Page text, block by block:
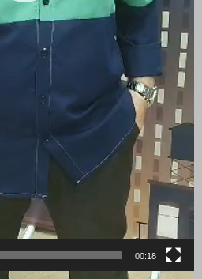
00:18